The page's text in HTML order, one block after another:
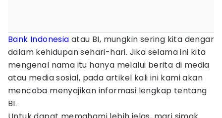
Bank Indonesia atau BI, mungkin sering kita dengar
dalam kehidupan sehari-hari. Jika selama ini kita
mengenal nama itu hanya melalui berita di media
atau media sosial, pada artikel kali ini kami akan
mencoba menyajikan informasi lengkap tentang
BI.